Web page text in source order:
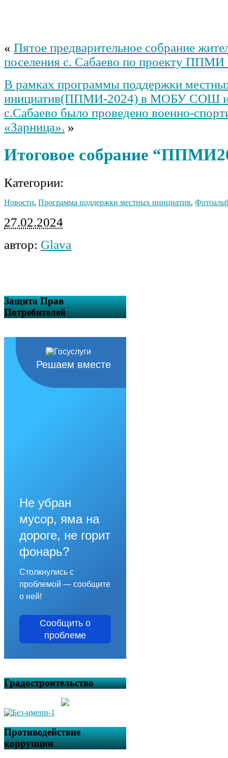
« Пятое предварительное собрание
поселения с. Сабаево по проекту ППМИ
В рамках программы поддержки
инициатив(ППМИ-2024) в МОБУ СОШ
с.Сабаево было проведено военно-
«Зарница». »
Итоговое собрание
Категории:
Новости, Программа поддержки местных инициатив,
27.02.2024
автор: Glava
Защита Прав
Потребителей
Решаем вместе
Не убран
мусор, яма на
дороге, не горит
фонарь?
Столкнулись с
проблемой — сообщите
о ней!
Сообщить о
проблеме
Градостроительство
Противодействие
коррупции